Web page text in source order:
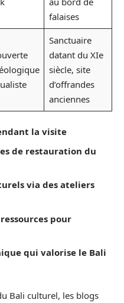
falaises
Sanctuaire
datant du XIe
siècle, site
d’offrandes
anciennes
la visite
de restauration du
via des ateliers
pour
qui valorise le Bali
Bali culturel, les blogs